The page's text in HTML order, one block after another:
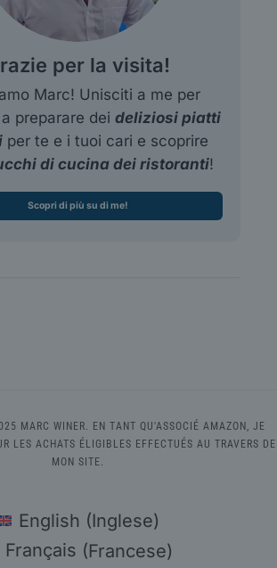
per la visita!
Marc! Unisciti a me per
preparare dei deliziosi piatti
per te e i tuoi cari e scoprire
di cucina dei ristoranti!
Scopri di più su di me!
MARC WINER. EN TANT QU'ASSOCIÉ AMAZON, JE
LES ACHATS ÉLIGIBLES EFFECTUÉS AU TRAVERS DE
MON SITE.
English (Inglese)
Français (Francese)